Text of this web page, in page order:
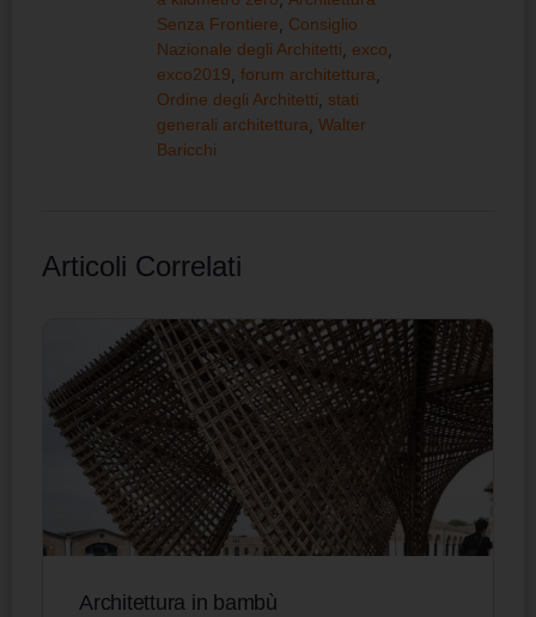
Senza Frontiere, Consiglio
Nazionale degli Architetti, exco,
exco2019, forum architettura,
Ordine degli Architetti, stati
generali architettura, Walter
Baricchi
Articoli Correlati
Architettura in bambù